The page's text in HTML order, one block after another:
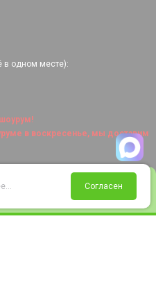
Избранное Корзина
в одном месте):
в воскресенье, мы доставим
Согласен